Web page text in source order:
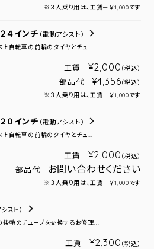
※３人乗り用は、工賃＋￥1,000です
４インチ （電動アシスト）
ト自転車の前輪のタイヤとチュ...
工賃 ¥2,000 （税込）
部品代 ¥4,356（税込）
※３人乗り用は、工賃＋￥1,000です
０インチ （電動アシスト）
ト自転車の前輪のタイヤとチュ...
工賃 ¥2,000 （税込）
部品代 お問い合わせください
※３人乗り用は、工賃＋￥1,000です
スト）
後輪のチューブを交換するお修理...
工賃 ¥2,300 （税込）